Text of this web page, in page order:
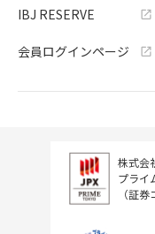
IBJ RESERVE
会員ログインページ
株式会
プライ
（証